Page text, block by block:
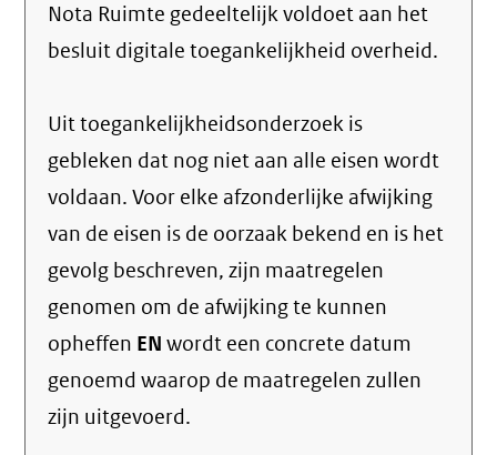
Nota Ruimte gedeeltelijk voldoet aan het
besluit digitale toegankelijkheid overheid.
Uit toegankelijkheidsonderzoek is
gebleken dat nog niet aan alle eisen wordt
voldaan. Voor elke afzonderlijke afwijking
van de eisen is de oorzaak bekend en is het
gevolg beschreven, zijn maatregelen
genomen om de afwijking te kunnen
opheffen EN wordt een concrete datum
genoemd waarop de maatregelen zullen
zijn uitgevoerd.